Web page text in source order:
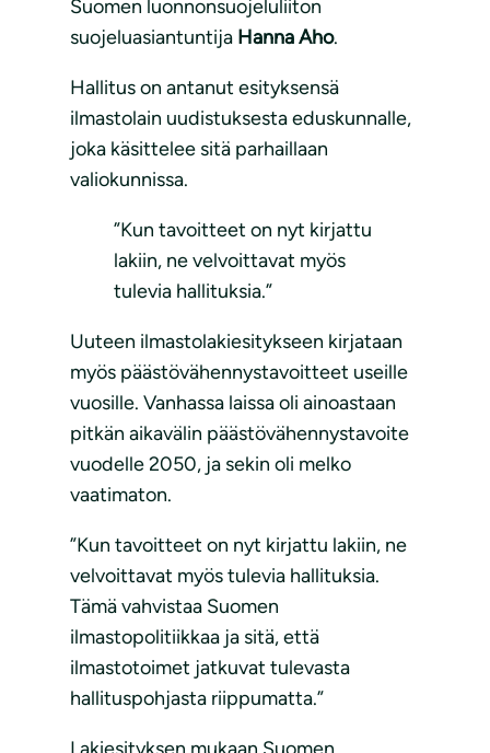
Suomen luonnonsuojeluliiton
suojeluasiantuntija Hanna Aho.
Hallitus on antanut esityksensä
ilmastolain uudistuksesta eduskunnalle,
joka käsittelee sitä parhaillaan
valiokunnissa.
”Kun tavoitteet on nyt kirjattu
lakiin, ne velvoittavat myös
tulevia hallituksia.”
Uuteen ilmastolakiesitykseen kirjataan
myös päästövähennystavoitteet useille
vuosille. Vanhassa laissa oli ainoastaan
pitkän aikavälin päästövähennystavoite
vuodelle 2050, ja sekin oli melko
vaatimaton.
”Kun tavoitteet on nyt kirjattu lakiin, ne
velvoittavat myös tulevia hallituksia.
Tämä vahvistaa Suomen
ilmastopolitiikkaa ja sitä, että
ilmastotoimet jatkuvat tulevasta
hallituspohjasta riippumatta.”